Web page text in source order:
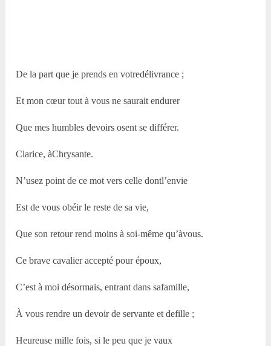
De la part que je prends en votredélivrance ;
Et mon cœur tout à vous ne saurait endurer
Que mes humbles devoirs osent se différer.
Clarice, àChrysante.
N’usez point de ce mot vers celle dontl’envie
Est de vous obéir le reste de sa vie,
Que son retour rend moins à soi-même qu’àvous.
Ce brave cavalier accepté pour époux,
C’est à moi désormais, entrant dans safamille,
À vous rendre un devoir de servante et defille ;
Heureuse mille fois, si le peu que je vaux